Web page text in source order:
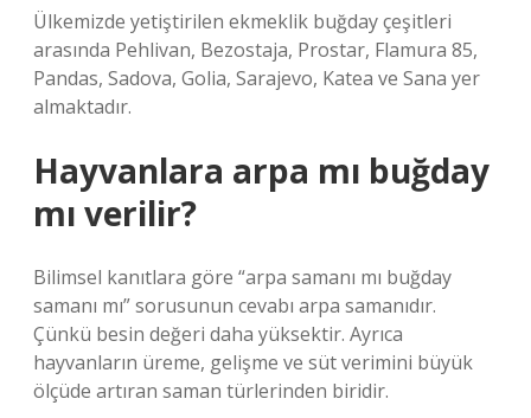
Ülkemizde yetiştirilen ekmeklik buğday çeşitleri
arasında Pehlivan, Bezostaja, Prostar, Flamura 85,
Pandas, Sadova, Golia, Sarajevo, Katea ve Sana yer
almaktadır.
Hayvanlara arpa mı buğday
mı verilir?
Bilimsel kanıtlara göre “arpa samanı mı buğday
samanı mı” sorusunun cevabı arpa samanıdır.
Çünkü besin değeri daha yüksektir. Ayrıca
hayvanların üreme, gelişme ve süt verimini büyük
ölçüde artıran saman türlerinden biridir.